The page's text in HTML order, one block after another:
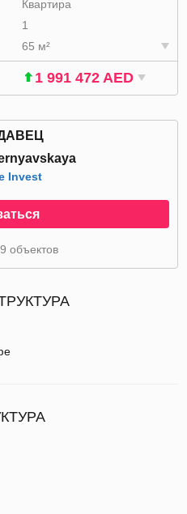
Квартира
1
65 м²
1 991 472 AED
Invest
объектов